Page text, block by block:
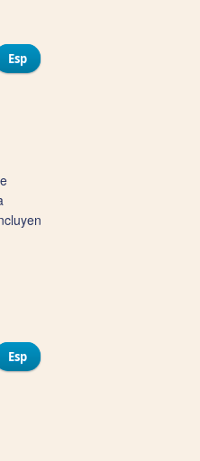
La Marquesa de las Huevas
Esp
My Own Burger
Esp